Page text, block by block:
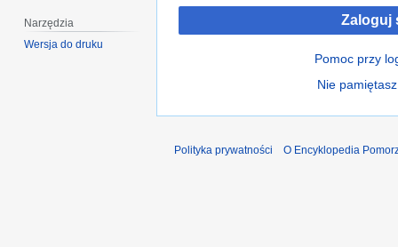
Zaloguj
Pomoc przy
Nie pamiętasz
Narzędzia
Wersja do druku
Polityka prywatności O Encyklopedia